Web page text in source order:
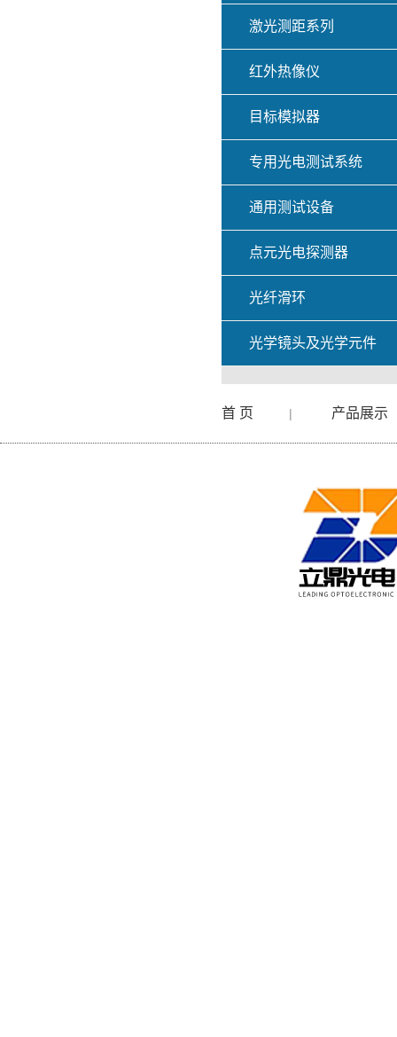
激光测距系列
红外热像仪
目标模拟器
专用光电测试系统
通用测试设备
点元光电探测器
光纤滑环
光学镜头及光学元件
首 页 | 产品展示